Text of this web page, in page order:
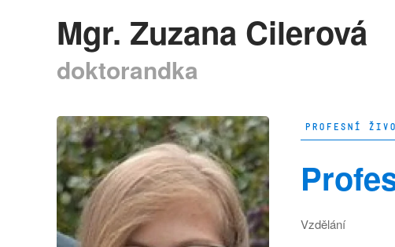
Mgr. Zuzana Cilerová
doktorandka
PROFESNÍ
Vzdělání